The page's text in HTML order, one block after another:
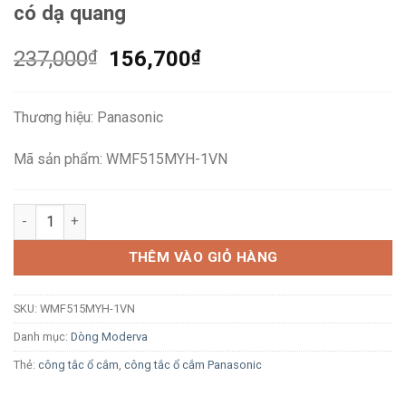
có dạ quang
237,000₫
Giá
237,000₫.
156,700₫Giá
Thương hiệu: Panasonic
Mã sản phẩm: WMF515MYH-1VN
Công tắc ba 1 chiều Panasonic Moderva WMF515MYH-1VN
THÊM VÀO GIỎ HÀNG
SKU: WMF515MYH-1VN
Danh mục: Dòng Moderva
Thẻ: công tắc ổ cắm công tắc ổ cắm Panasonic